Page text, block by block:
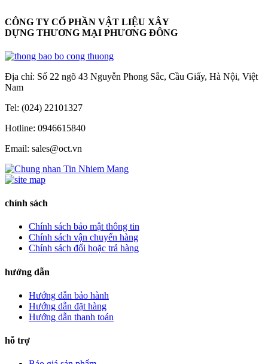
CÔNG TY CỔ PHẦN VẬT LIỆU XÂY
DỰNG THƯƠNG MẠI PHƯƠNG ĐÔNG
Địa chỉ: Số 22 ngõ 43 Nguyễn Phong Sắc, Cầu Giấy, Hà Nội, Việt
Nam
Tel: (024) 22101327
Hotline: 0946615840
Email: sales@oct.vn
chính sách
Chính sách bảo mật thông tin
Chính sách vận chuyển hàng
Chính sách đổi hoặc trả hàng
hướng dẫn
Hướng dẫn bảo hành
Hướng dẫn đặt hàng
Hướng dẫn thanh toán
hỗ trợ